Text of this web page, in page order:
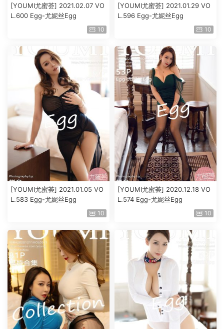
[YOUMI尤蜜荟] 2021.02.07 VO
L.600 Egg-尤妮丝Egg
10
[YOUMI尤蜜荟] 2021.01.29 VO
L.596 Egg-尤妮丝Egg
10
[YOUMI尤蜜荟] 2021.01.05 VO
L.583 Egg-尤妮丝Egg
10
[YOUMI尤蜜荟] 2020.12.18 VO
L.574 Egg-尤妮丝Egg
10